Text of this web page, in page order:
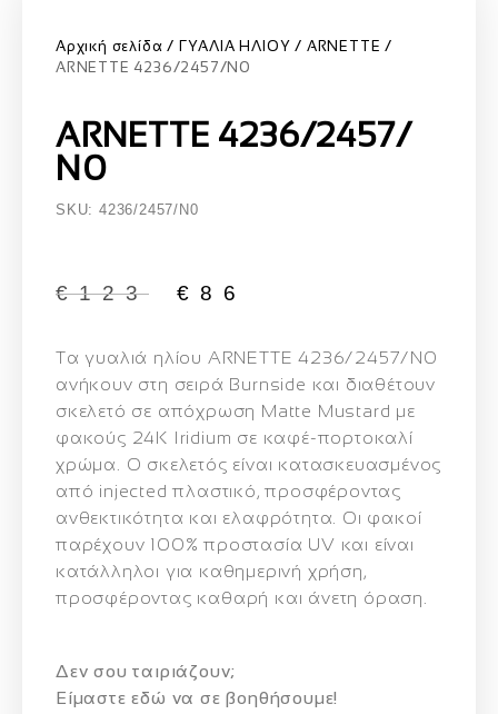
Αρχική σελίδα ΓΥΑΛΙΑ ΗΛΙΟΥ
ARNETTE
ARNETTE 4236/2457/Ν0
ARNETTE 4236/2457/
Ν0
SKU: 4236/2457/Ν0
€123 € 86
Τα γυαλιά ηλίου ARNETTE 4236/2457/N0
ανήκουν στη σειρά Burnside και διαθέτουν
σκελετό σε απόχρωση Matte Mustard με
φακούς 24K Iridium σε καφέ-πορτοκαλί
χρώμα.
Ο σκελετός είναι κατασκευασμένος
από injected πλαστικό, προσφέροντας
ανθεκτικότητα και ελαφρότητα.
Οι φακοί
παρέχουν 100% προστασία UV και είναι
κατάλληλοι για καθημερινή χρήση,
προσφέροντας καθαρή και άνετη όραση.
Δεν σου ταιριάζουν;
Eίμαστε εδώ να σε βοηθήσουμε!